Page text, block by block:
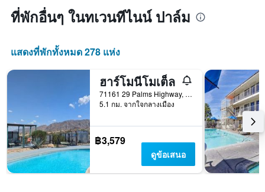
แต่ละ
วัน
สัปดาห์
แผนภูมิ
แสดง
วัน
ของ
สัปดาห์
แผนภูมิ
ที่พักอื่นๆ ในทเวนทีไนน์ ปาล์ม
แสดงที่พักทั้งหมด 278 แห่ง
ฮาร์โมนีโมเต็ล
71161 29 Palms Highway, ทเวนทีไนน์ ปาล์ม, CA, สหรัฐอเมริกา
5.1 กม. จากใจกลางเมือง
฿3,579
ดูข้อเสนอ